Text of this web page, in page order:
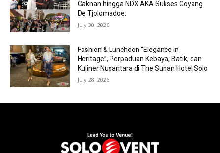
Caknan hingga NDX AKA Sukses Goyang
De Tjolomadoe.
July 30, 2026
Fashion & Luncheon “Elegance in
Heritage”, Perpaduan Kebaya, Batik, dan
Kuliner Nusantara di The Sunan Hotel Solo
July 28, 2026